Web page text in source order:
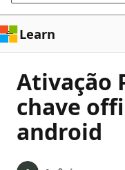
Learn
Ativação
chave
android